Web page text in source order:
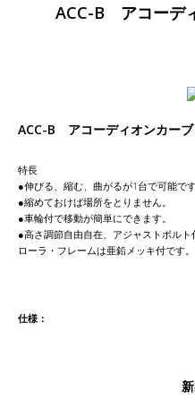
ACC-B アコーデ
ACC-B アコーディオンカー
特長
●伸びる、縮む、曲がるが1台で可能です
●縮めておけば場所をとりません。
●車輪付で移動が簡単にできます。
●高さ調節自由自在、アジャストボルト
ローラ・フレームは亜鉛メッキ付です。
仕様：